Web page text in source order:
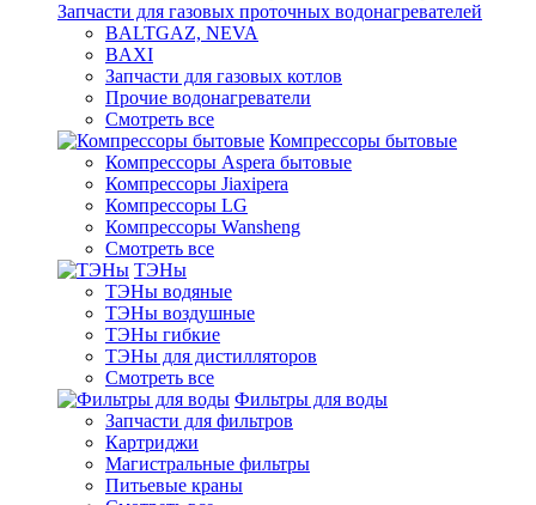
Запчасти для газовых проточных водонагревателей
BALTGAZ, NEVA
BAXI
Запчасти для газовых котлов
Прочие водонагреватели
Смотреть все
Компрессоры бытовые
Компрессоры Aspera бытовые
Компрессоры Jiaxipera
Компрессоры LG
Компрессоры Wansheng
Смотреть все
ТЭНы
ТЭНы водяные
ТЭНы воздушные
ТЭНы гибкие
ТЭНы для дистилляторов
Смотреть все
Фильтры для воды
Запчасти для фильтров
Картриджи
Магистральные фильтры
Питьевые краны